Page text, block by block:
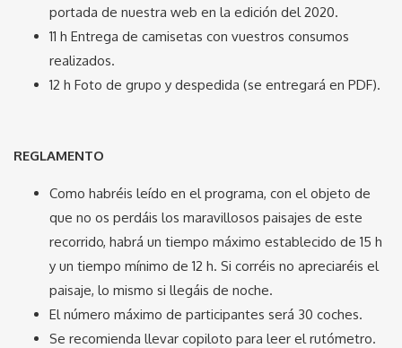
portada de nuestra web en la edición del 2020.
11 h Entrega de camisetas con vuestros consumos
realizados.
12 h Foto de grupo y despedida (se entregará en PDF).
REGLAMENTO
Como habréis leído en el programa, con el objeto de
que no os perdáis los maravillosos paisajes de este
recorrido, habrá un tiempo máximo establecido de 15 h
y un tiempo mínimo de 12 h. Si corréis no apreciaréis el
paisaje, lo mismo si llegáis de noche.
El número máximo de participantes será 30 coches.
Se recomienda llevar copiloto para leer el rutómetro.